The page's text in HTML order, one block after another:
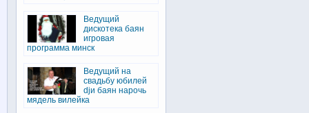
Ведущий
дискотека баян
игровая
программа минск
Ведущий на
свадьбу юбилей
djи баян нарочь
мядель вилейка